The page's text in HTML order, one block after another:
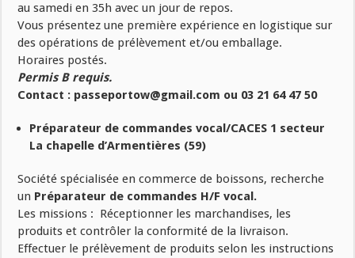
au samedi en 35h avec un jour de repos.
Vous présentez une première expérience en logistique sur
des opérations de prélèvement et/ou emballage.
Horaires postés.
Permis B requis.
Contact : passeportow@gmail.com ou 03 21 64 47 50
Préparateur de commandes vocal/CACES 1 secteur
La chapelle d’Armentières (59)
Société spécialisée en commerce de boissons, recherche
un Préparateur de commandes H/F vocal.
Les missions : Réceptionner les marchandises, les
produits et contrôler la conformité de la livraison.
Effectuer le prélèvement de produits selon les instructions